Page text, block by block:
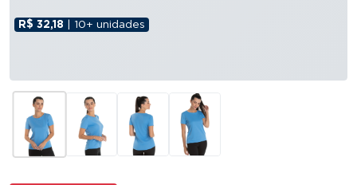
R$ 32,18 | 10+ unidades